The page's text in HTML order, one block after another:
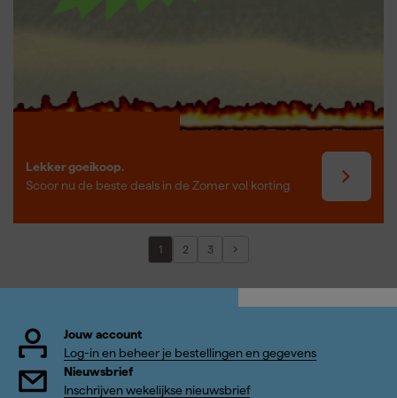
Lekker goeikoop.
Scoor nu de beste deals in de Zomer vol korting
1 2 3
Jouw account
Log-in en beheer je bestellingen en gegevens
Nieuwsbrief
Inschrijven wekelijkse nieuwsbrief